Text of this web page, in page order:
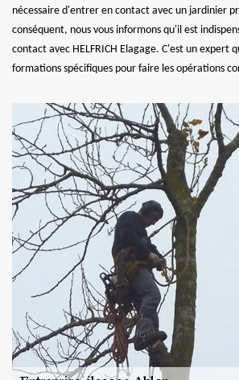
nécessaire d'entrer en contact avec un jardinier
conséquent, nous vous informons qu'il est
contact avec HELFRICH Elagage. C'est un expert
formations spécifiques pour faire les opérations